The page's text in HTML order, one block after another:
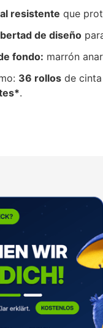
resistente que
de diseño
fondo: marrón
36 rollos de
.